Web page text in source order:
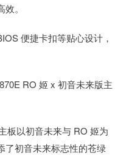
。
便捷卡扣等贴心设计，
RO 姬 x 初音未来版主
板以初音未来与 RO 姬为
了初音未来标志性的苍绿